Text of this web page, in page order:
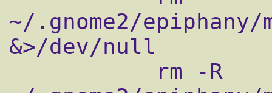
~/.gnome2/
&>/dev/null